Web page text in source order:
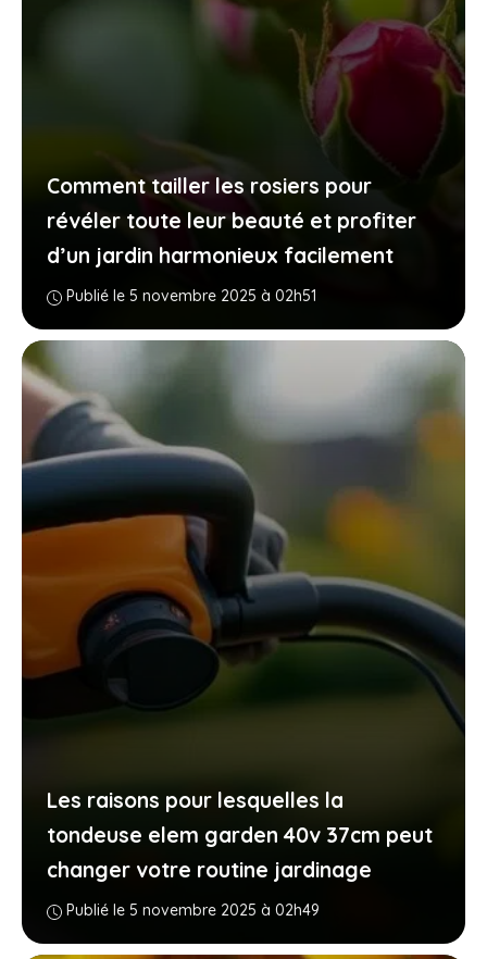
Comment tailler les rosiers pour
révéler toute leur beauté et profiter
d’un jardin harmonieux facilement
Publié le 5 novembre 2025 à 02h51
Les raisons pour lesquelles la
tondeuse elem garden 40v 37cm peut
changer votre routine jardinage
Publié le 5 novembre 2025 à 02h49